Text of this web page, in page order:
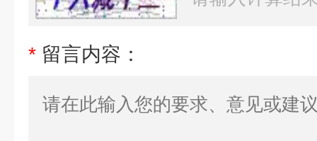
* 留言内容：